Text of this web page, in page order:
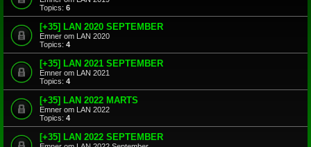
Topics: 6
[+35] LAN 2020 SEPTEMBER
Emner om LAN 2020
Topics: 4
[+35] LAN 2021 SEPTEMBER
Emner om LAN 2021
Topics: 4
[+35] LAN 2022 MARTS
Emner om LAN 2022
Topics: 4
[+35] LAN 2022 SEPTEMBER